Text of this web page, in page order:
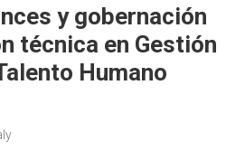
y gobernación
técnica en Gestión
Humano